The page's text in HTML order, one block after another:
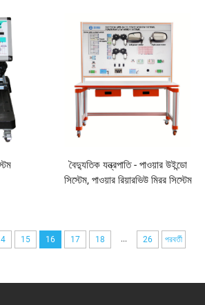
বৈদ্যুতিক যন্ত্রপাতি - পাওয়ার উইন্ডো
সিস্টেম, পাওয়ার রিয়ারভিউ মিরর সিস্টেম
15 16 17 18 ... 26 পরবর্তী